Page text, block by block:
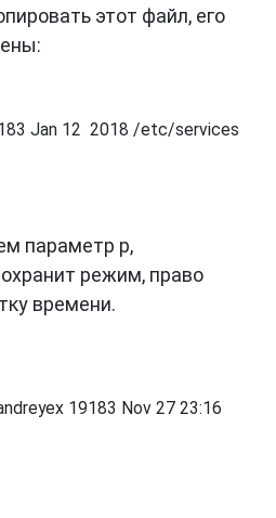
этот файл, его
Jan 12  2018 /etc/services
параметр p,
режим, право
времени.
19183 Nov 27 23:16